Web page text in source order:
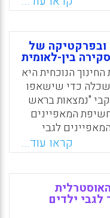
הטקסטים
ואת החברה שבה
חברוני).
זו הוא ללא ספק
מאלמנט מטריד
הדעת, למידה
ברמה כללית
תחומי הדעת
ובפרקטיקה של
בין-לאומית
הנוכחית היא
כדי שישאפו
"נמצאות בראש
המאפיינים
לגבי
לגבי
הכשרת המורים
המשותפים
כוללים תכנון
קריטריונים
בחלקם משום
קראו עוד...
ילדים